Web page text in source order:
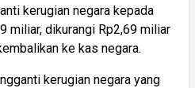
kerugian negara kepada
miliar, dikurangi Rp2,69 miliar
ke kas negara.
kerugian negara yang